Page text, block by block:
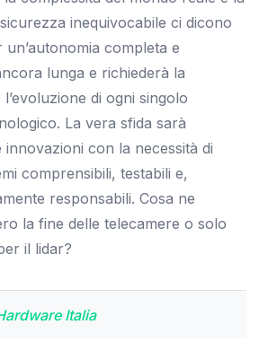
inequivocabile ci dicono
completa e
lunga e richiederà la
di ogni singolo
La vera sfida sarà
innovazioni con la necessità di
comprensibili, testabili e,
responsabili. Cosa ne
la fine delle telecamere o solo
il lidar?
Italia